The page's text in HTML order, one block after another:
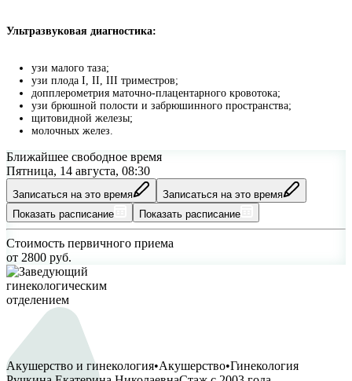
Ультразвуковая диагностика:
узи малого таза;
узи плода I, II, III триместров;
допплерометрия маточно-плацентарного кровотока;
узи брюшной полости и забрюшинного пространства;
щитовидной железы;
молочных желез.
Ближайшее свободное время
Пятница, 14 августа, 08:30
Записаться на это время
Записаться на это время
Показать расписание
Показать расписание
Стоимость первичного приема
от 2800 руб.
Акушерство и гинекология•Акушерство•Гинекология